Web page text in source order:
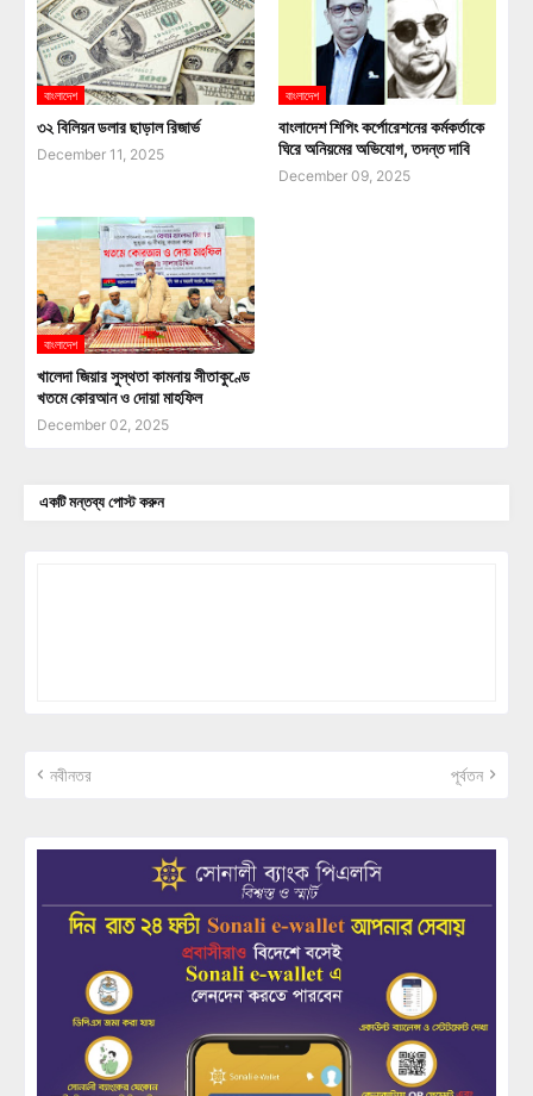
বাংলাদেশ
৩২ বিলিয়ন ডলার ছাড়াল রিজার্ভ
December 11, 2025
বাংলাদেশ
বাংলাদেশ শিপিং কর্পোরেশনের কর্মকর্তাকে
ঘিরে অনিয়মের অভিযোগ, তদন্ত দাবি
December 09, 2025
বাংলাদেশ
খালেদা জিয়ার সুস্থতা কামনায় সীতাকুণ্ডে
খতমে কোরআন ও দোয়া মাহফিল
December 02, 2025
একটি মন্তব্য পোস্ট করুন
নবীনতর পূর্বতন